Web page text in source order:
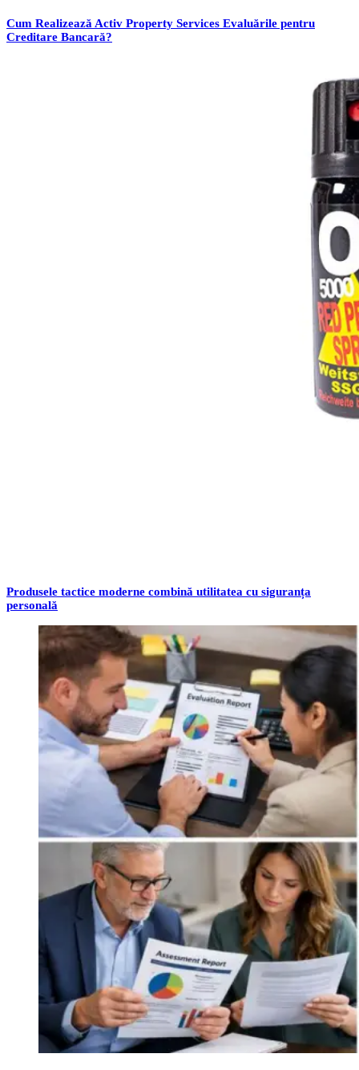
Cum Realizează Activ Property Services Evaluările pentru
Creditare Bancară?
Produsele tactice moderne combină utilitatea cu siguranța
personală